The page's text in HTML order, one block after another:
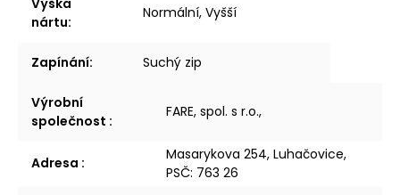
Výška
nártu:
Normální, Vyšší
Zapínání: Suchý zip
Výrobní
společnost :
FARE, spol. s r.o.,
Adresa :
Masarykova 254, Luhačovice,
PSČ: 763 26